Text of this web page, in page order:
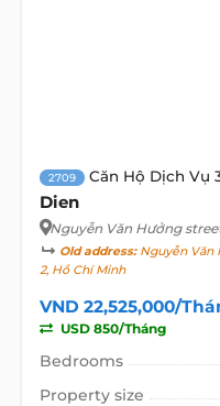
2709 Căn Hộ Dịch Vụ
Dien
Nguyễn Văn Hưởng
Old address:Nguyễn Văn
2, Hồ Chí Minh
VND 22,525,000/
USD 850/Tháng
Bedrooms
Property size